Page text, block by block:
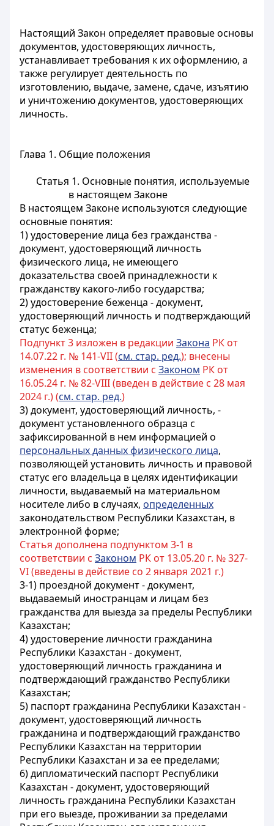
Настоящий Закон определяет правовые основы
документов, удостоверяющих личность,
устанавливает требования к их оформлению, а
также регулирует деятельность по
изготовлению, выдаче, замене, сдаче, изъятию
и уничтожению документов, удостоверяющих
личность.
Глава 1. Общие положения
Статья 1. Основные понятия, используемые
в настоящем Законе
В настоящем Законе используются следующие
основные понятия:
1) удостоверение лица без гражданства -
документ, удостоверяющий личность
физического лица, не имеющего
доказательства своей принадлежности к
гражданству какого-либо государства;
2) удостоверение беженца - документ,
удостоверяющий личность и подтверждающий
статус беженца;
Подпункт 3 изложен в редакции Закона РК от
14.07.22 г. № 141-VII (см. стар. ред.); внесены
изменения в соответствии с Законом РК от
16.05.24 г. № 82-VIII (введен в действие с 28 мая
2024 г.) (см. стар. ред.)
3)документ, удостоверяющий личность, -
документ установленного образца с
зафиксированной в нем информацией о
персональных данных физического лица,
позволяющей установить личность и правовой
статус его владельца в целях идентификации
личности, выдаваемый на материальном
носителе либо в случаях, определенных
законодательством Республики Казахстан, в
электронной форме;
Статья дополнена подпунктом 3-1 в
соответствии с Законом РК от 13.05.20 г. № 327-
VI (введены в действие со 2 января 2021 г.)
3-1) проездной документ - документ,
выдаваемый иностранцам и лицам без
гражданства для выезда за пределы Республики
Казахстан;
4) удостоверение личности гражданина
Республики Казахстан - документ,
удостоверяющий личность гражданина и
подтверждающий гражданство Республики
Казахстан;
5) паспорт гражданина Республики Казахстан -
документ, удостоверяющий личность
гражданина и подтверждающий гражданство
Республики Казахстан на территории
Республики Казахстан и за ее пределами;
6) дипломатический паспорт Республики
Казахстан - документ, удостоверяющий
личность гражданина Республики Казахстан
при его выезде, проживании за пределами